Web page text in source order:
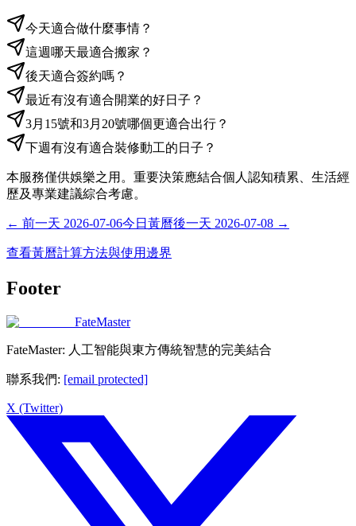
今天適合做什麼事情？
這週哪天最適合搬家？
後天適合簽約嗎？
最近有沒有適合開業的好日子？
3月15號和3月20號哪個更適合出行？
下週有沒有適合裝修動工的日子？
本服務僅供娛樂之用。重要決策應結合個人認知積累、生活經
歷及專業建議綜合考慮。
← 前一天 2026-07-06今日黃曆後一天 2026-07-08 →
查看黃曆計算方法與使用邊界
Footer
FateMaster
FateMaster: 人工智能與東方傳統智慧的完美結合
聯系我們: [email protected]
X (Twitter)